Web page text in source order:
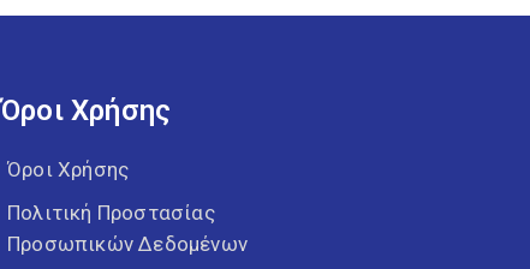
Όροι Χρήσης
Όροι Χρήσης
Πολιτική Προστασίας
Προσωπικών Δεδομένων